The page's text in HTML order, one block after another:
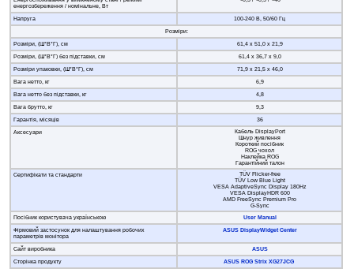
енергозбереження / номінальне, Вт
Напруга
100-240 В, 50/60 Гц
Розміри:
Розміри, (Ш*В*Г), см
61,4 x 51,0 x 21,9
Розміри, (Ш*В*Г) без підставки, см
61,4 x 36,7 x 9,0
Розміри упаковки, (Ш*В*Г), см
71,9 x 21,5 x 46,0
Вага нетто, кг
6,9
Вага нетто без підставки, кг
4,8
Вага брутто, кг
9,3
Гарантія, місяців
36
Аксесуари
Кабель DisplayPort
Шнур живлення
Короткий посібник
ROG чохол
Наклейка ROG
Гарантійний талон
Сертифікати та стандарти
TÜV Flicker-free
TÜV Low Blue Light
VESA AdaptiveSync Display 180Hz
VESA DisplayHDR 600
AMD FreeSync Premium Pro
G-Sync
Посібник користувача українською
User Manual
Фірмовий застосунок для налаштування робочих
параметрів монітора
ASUS DisplayWidget Center
Сайт виробника
ASUS
Сторінка продукту
ASUS ROG Strix XG27JCG